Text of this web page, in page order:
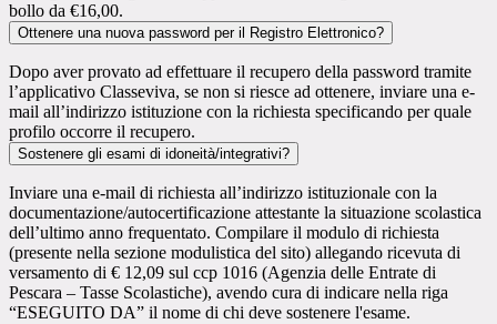
bollo da €16,00.
Ottenere una nuova password per il Registro Elettronico?
Dopo aver provato ad effettuare il recupero della password tramite
l’applicativo Classeviva, se non si riesce ad ottenere, inviare una e-
mail all’indirizzo istituzione con la richiesta specificando per quale
profilo occorre il recupero.
Sostenere gli esami di idoneità/integrativi?
Inviare una e-mail di richiesta all’indirizzo istituzionale con la
documentazione/autocertificazione attestante la situazione scolastica
dell’ultimo anno frequentato. Compilare il modulo di richiesta
(presente nella sezione modulistica del sito) allegando ricevuta di
versamento di € 12,09 sul ccp 1016 (Agenzia delle Entrate di
Pescara – Tasse Scolastiche), avendo cura di indicare nella riga
“ESEGUITO DA” il nome di chi deve sostenere l'esame.